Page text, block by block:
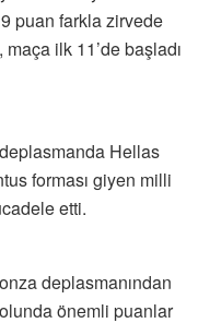
puan farkla zirvede
ilk 11’de başladı
Hellas
forması giyen milli
etti.
deplasmanından
önemli puanlar